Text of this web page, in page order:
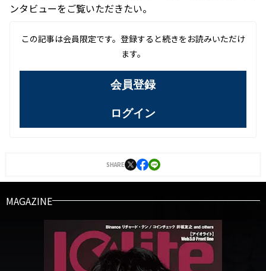
ンタビューをご覧いただきたい。
この記事は会員限定です。登録すると続きをお読みいただけ
ます。
会員登録
ログイン
SHARE
MAGAZINE